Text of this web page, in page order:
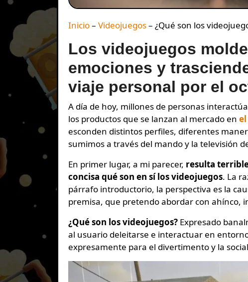
Inicio– Videojuegos– ¿Qué son los
Los videojuegos
emociones y
viaje personal por el
A día de hoy, millones de personas interactúan con las diferentes plataformas para deleitarse con
los productos que se lanzan al mercado en
esconden distintos perfiles, diferentes
sumimos a través del mando y la televisión
En primer lugar, a mi parecer, resulta
concisa qué son en sí los videojuegos. La
párrafo introductorio, la perspectiva es la
premisa, que pretendo abordar con ahínco,
¿Qué son los videojuegos? Expresado
al usuario deleitarse e interactuar en
expresamente para el divertimento y la